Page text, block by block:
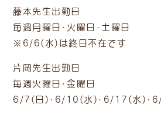
藤本先生出勤日
毎週月曜日・火曜日・土曜日
※6/6(水)は終日不在です
片岡先生出勤日
毎週火曜日・金曜日
6/7(日)・6/10(水)・6/17(水)・